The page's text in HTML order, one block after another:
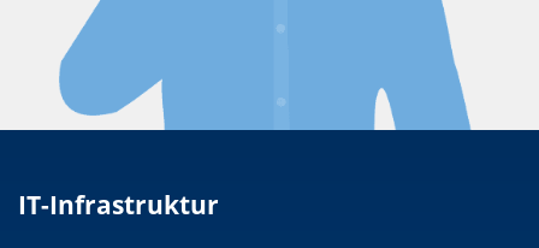
IT-Infrastruktur